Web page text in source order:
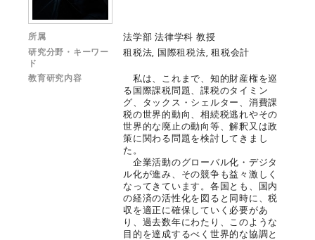
所属 法学部 法律学科 教授
研究分野・キーワー
ド
租税法, 国際租税法, 租税会計
教育研究内容
私は、これまで、知的財産権を巡
る国際課税問題、課税のタイミン
グ、タックス・シェルター、消費課
税の世界的動向、相続税逃れやその
世界的な廃止の動向等、解釈又は政
策に関わる問題を検討してきまし
た。
企業活動のグローバル化・デジタ
ル化が進み、その競争も益々激しく
なってきています。各国とも、国内
の経済の活性化を図ると同時に、税
収を適正に確保していく必要があ
り、過去数年にわたり、このような
目的を達成するべく世界的な協調と